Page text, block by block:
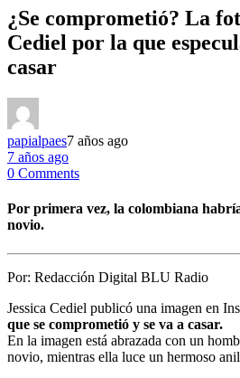
¿Se comprometió? La
Cediel por la que
casar
papialpaes7 años ago
7 años ago
0 Comments
Por primera vez, la colombiana
novio.
Por: Redacción Digital BLU Radio
Jessica Cediel publicó una imagen en
que se comprometió y se va a casar.
En la imagen está abrazada con un
novio, mientras ella luce un hermoso